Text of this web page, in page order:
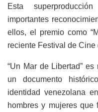
Esta
importantes
ellos, el premio como
reciente Festival de Cine
“Un Mar de Libertad”
un documento
identidad venezolana
hombres y mujeres que